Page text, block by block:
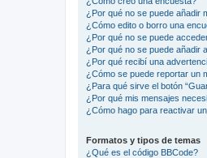
¿Por qué no se puede añadir
¿Cómo edito o borro una
¿Por qué no se puede
¿Por qué no se puede añadir
¿Por qué recibí una
¿Cómo se puede reportar un
¿Para qué sirve el botón
¿Por qué mis mensajes
¿Cómo hago para reactivar
Formatos y tipos de temas
¿Qué es el código BBCode?